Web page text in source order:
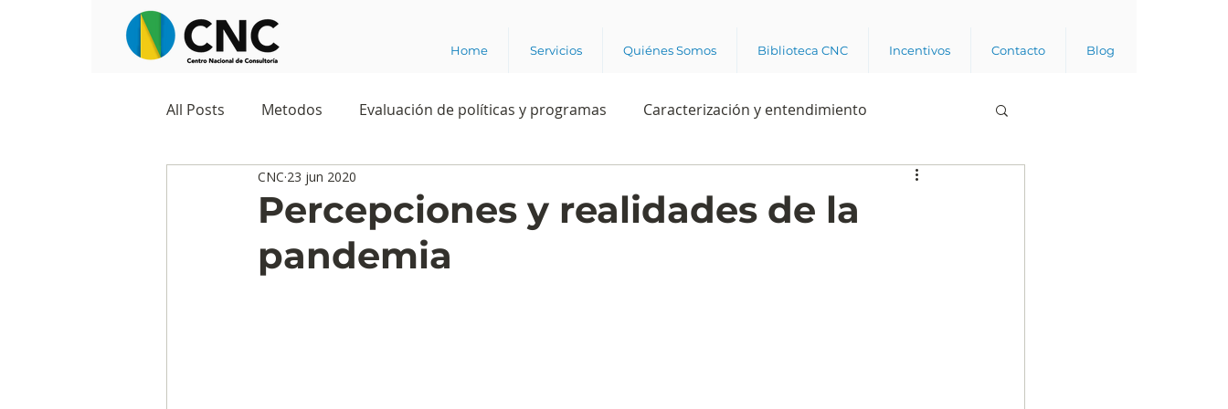
Home Servicios Quiénes Somos Biblioteca CNC Incentivos Contacto Blog
All Posts Metodos Evaluación de políticas y programas Caracterización y entendimiento
Observatorios sociales Business analytics
Predicciones y tendencias Rating
Percepciones y realidades de la
pandemia
CNC 23 jun 2020